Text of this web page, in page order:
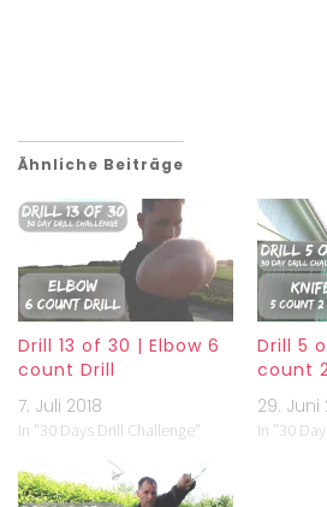
Ähnliche Beiträge
Drill 13 of 30 | Elbow 6
count Drill
7. Juli 2018
In "30 Days Drill Challenge"
Drill 5
count
29. Juni
In "30